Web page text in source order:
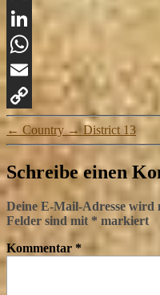
X
LinkedIn
WhatsApp
Email
Copy
Link
← Country → District 13
Schreibe einen
Deine E-Mail-Adresse wird
Felder sind mit * markiert
Kommentar *